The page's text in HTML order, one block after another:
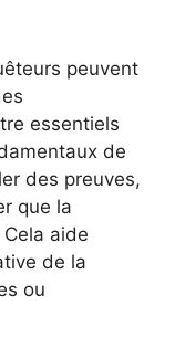
peuvent
essentiels
de
des preuves,
que la
aide
de la
ou